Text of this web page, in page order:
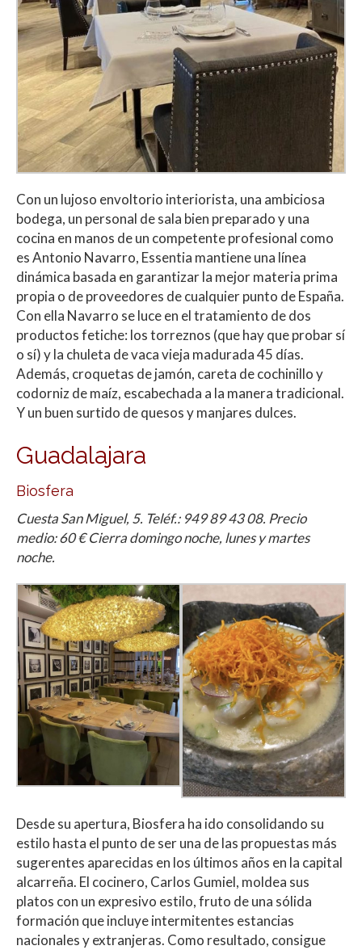
Con un lujoso envoltorio interiorista, una ambiciosa
bodega, un personal de sala bien preparado y una
cocina en manos de un competente profesional como
es Antonio Navarro, Essentia mantiene una línea
dinámica basada en garantizar la mejor materia prima
propia o de proveedores de cualquier punto de España.
Con ella Navarro se luce en el tratamiento de dos
productos fetiche: los torreznos (que hay que probar sí
o sí) y la chuleta de vaca vieja madurada 45 días.
Además, croquetas de jamón, careta de cochinillo y
codorniz de maíz, escabechada a la manera tradicional.
Y un buen surtido de quesos y manjares dulces.
Guadalajara
Biosfera
Cuesta San Miguel, 5. Teléf.: 949 89 43 08. Precio
medio: 60 € Cierra domingo noche, lunes y martes
noche.
Desde su apertura, Biosfera ha ido consolidando su
estilo hasta el punto de ser una de las propuestas más
sugerentes aparecidas en los últimos años en la capital
alcarreña. El cocinero, Carlos Gumiel, moldea sus
platos con un expresivo estilo, fruto de una sólida
formación que incluye intermitentes estancias
nacionales y extranjeras. Como resultado, consigue